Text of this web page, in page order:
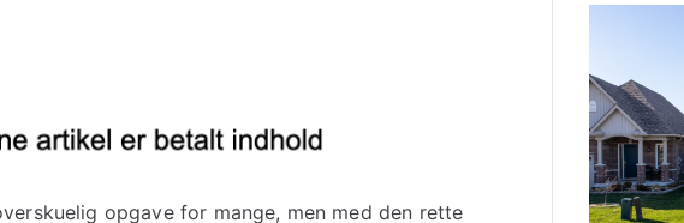
opgave for mange, men med den rette